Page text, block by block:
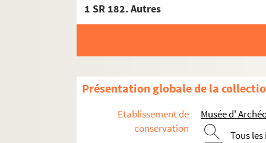
1 SR 182. Autres
Présentation globale de la
Etablissement de
conservation
Musée d'
Tous